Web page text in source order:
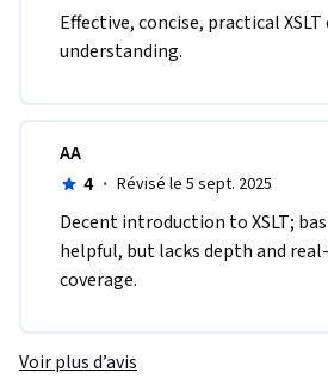
Effective, concise, practical
understanding.
AA
4 · Révisé le 5 sept. 2025
Decent introduction to XSLT;
helpful, but lacks depth and
coverage.
Voir plus d’avis